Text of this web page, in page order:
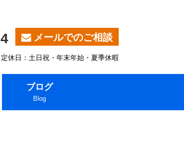
メールでのご相談
日：土日祝・年末年始・夏季休暇
ブログ
Blog